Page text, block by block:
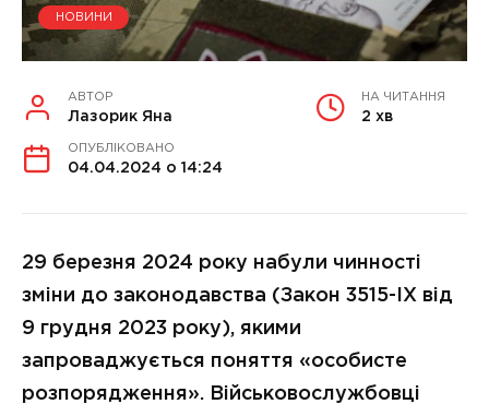
НОВИНИ
АВТОР
Лазорик Яна
НА ЧИТАННЯ
2 хв
ОПУБЛІКОВАНО
04.04.2024 о 14:24
29 березня 2024 року набули чинності
зміни до законодавства (Закон 3515-ІХ від
9 грудня 2023 року), якими
запроваджується поняття «особисте
розпорядження». Військовослужбовці